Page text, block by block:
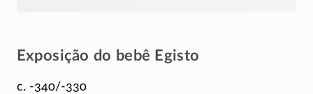
Exposição do bebê Egisto
c. -340/-330